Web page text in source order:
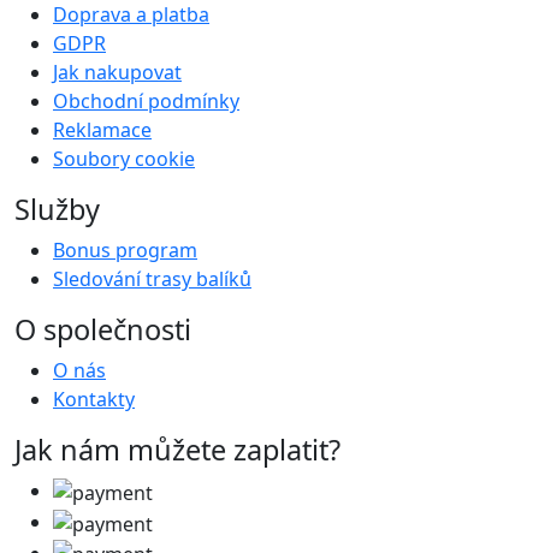
Doprava a platba
GDPR
Jak nakupovat
Obchodní podmínky
Reklamace
Soubory cookie
Služby
Bonus program
Sledování trasy balíků
O společnosti
O nás
Kontakty
Jak nám můžete zaplatit?